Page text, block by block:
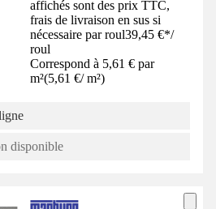
affichés sont des prix TTC,
frais de livraison en sus si
nécessaire par roul39,45 €*/
roul
Correspond à 5,61 € par
m²(5,61 €/ m²)
disponible